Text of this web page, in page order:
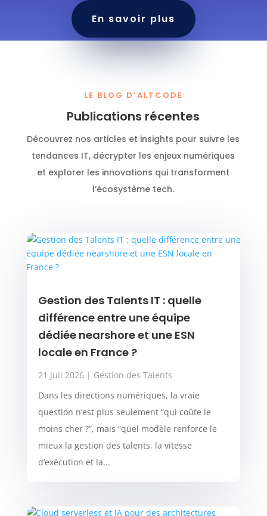
En savoir plus
LE BLOG D’ALTCODE
Publications récentes
Découvrez nos articles et insights pour suivre les
tendances IT, décrypter les enjeux numériques
et explorer les innovations qui transforment
l’écosystème tech.
Gestion des Talents IT : quelle
différence entre une équipe
dédiée nearshore et une ESN
locale en France ?
21 Juil 2026| Gestion des Talents
Dans les directions numériques, la vraie
question n’est plus seulement “qui coûte le
moins cher ?”, mais “quel modèle renforce le
mieux la gestion des talents, la vitesse
d’exécution et la...